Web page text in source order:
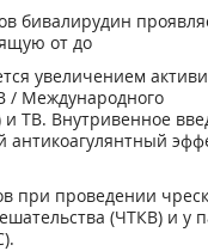
бивалирудин
от до
увеличением
/ Международного
ТВ. Внутривенное
при проведении
(ЧТКВ) и у